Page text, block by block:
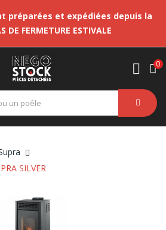
préparées et expédiées depuis la
DE FERMETURE ESTIVALE
0
SILVER